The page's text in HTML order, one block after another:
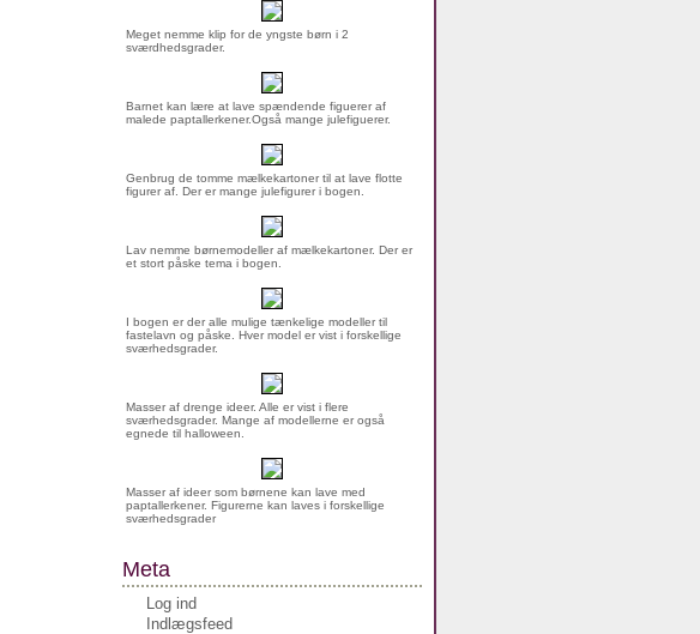
Meget nemme klip for de yngste børn i 2
sværdhedsgrader.
Barnet kan lære at lave spændende figuerer af
malede paptallerkener.Også mange julefiguerer.
Genbrug de tomme mælkekartoner til at lave flotte
figurer af. Der er mange julefigurer i bogen.
Lav nemme børnemodeller af mælkekartoner. Der er
et stort påske tema i bogen.
I bogen er der alle mulige tænkelige modeller til
fastelavn og påske. Hver model er vist i forskellige
sværhedsgrader.
Masser af drenge ideer. Alle er vist i flere
sværhedsgrader. Mange af modellerne er også
egnede til halloween.
Masser af ideer som børnene kan lave med
paptallerkener. Figurerne kan laves i forskellige
sværhedsgrader
Meta
Log ind
Indlægsfeed